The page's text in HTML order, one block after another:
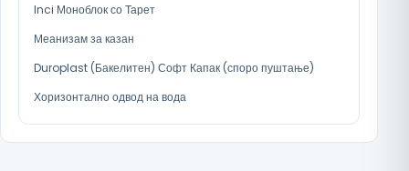
Inci Моноблок со Тарет
Меанизам за казан
Duroplast (Бакелитен) Софт Капак (споро пуштање)
Хоризонтално одвод на вода